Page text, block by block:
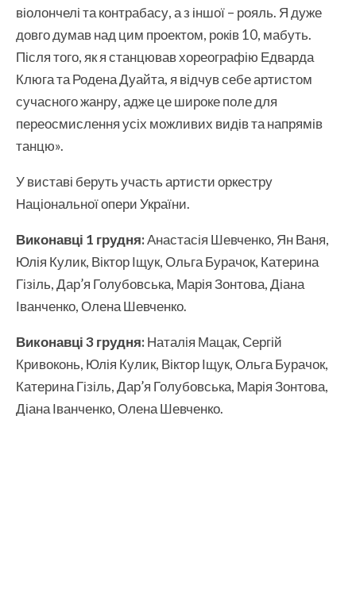
віолончелі та контрабасу, а з іншої – рояль. Я дуже
довго думав над цим проектом, років 10, мабуть.
Після того, як я станцював хореографію Едварда
Клюга та Родена Дуайта, я відчув себе артистом
сучасного жанру, адже це широке поле для
переосмислення усіх можливих видів та напрямів
танцю».
У виставі беруть участь артисти оркестру
Національної опери України.
Виконавці 1 грудня:Анастасія Шевченко, Ян Ваня,
Юлія Кулик, Віктор Іщук, Ольга Бурачок, Катерина
Гізіль, Дар’я Голубовська, Марія Зонтова, Діана
Іванченко, Олена Шевченко.
Виконавці 3 грудня:Наталія Мацак, Сергій
Кривоконь, Юлія Кулик, Віктор Іщук, Ольга Бурачок,
Катерина Гізіль, Дар’я Голубовська, Марія Зонтова,
Діана Іванченко, Олена Шевченко.